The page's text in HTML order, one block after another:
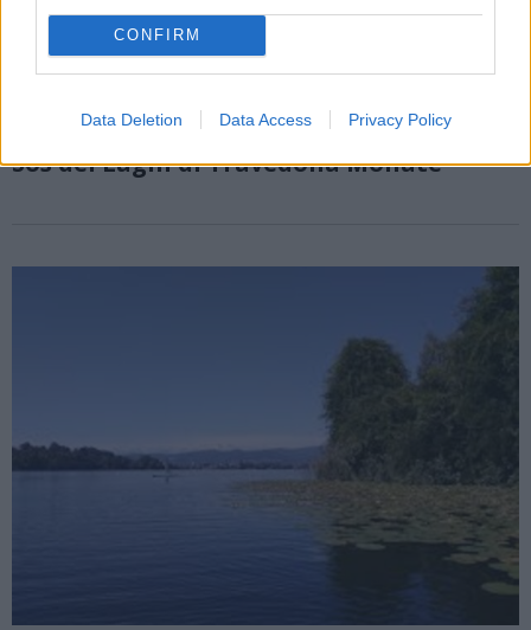
CONFIRM
Data Deletion Data Access Privacy Policy
Al via il nuovo corso soccorritori della
Sos dei Laghi di Travedona Monate